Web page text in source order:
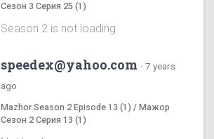
Сезон 3 Серия 25 (1)
Season 2 is not loading
speedex@yahoo.com · 7 years
ago
Mazhor Season 2 Episode 13 (1) / Мажор
Сезон 2 Серия 13 (1)